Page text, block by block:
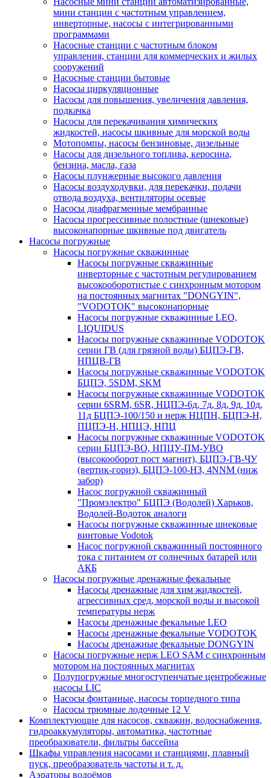
мини станции с частотным управлением,
инверторные, насосы с интегрированными
программами
Насосные станции с частотным блоком
управления, станции для коммерческих и жилых
сооружений
Насосные станции бытовые
Насосы циркуляционные
Насосы для повышения, увеличения давления,
подкачка
Насосы для перекачивания химических
жидкостей, насосы шкивные для морской воды
Мотопомпы, насосы бензиновые, дизельные
Насосы для дизельного топлива, керосина,
бензина, масла, газа
Насосы плунжерные высокого давления
Насосы воздуходувки, для перекачки, подачи
отвода воздуха, вентиляторы осевые
Насосы диафрагменные мембранные
Насосы прогрессивные полостные (шнековые)
высоконапорные шкивные под двигатель
Насосы погружные
Насосы погружные скважинные
Насосы погружные скважинные
инверторные с частотным регулированием
высокооборотистые с синхронным мотором
на постоянных магнитах "DONGYIN",
"VODOTOK" высоконапорные
Насосы погружные скважинные LEO,
LIQUIDUS
Насосы погружные скважинные VODOTOK
серии ГВ (для грязной воды) БЦПЭ-ГВ,
НПЦВ-ГВ
Насосы погружные скважинные VODOTOK
БЦПЭ, 5SDM, SKM
Насосы погружные скважинные VODOTOK
серии 6SRM, 6SR, НЦПЭ-6д, 7д, 8д, 9д, 10д,
11д БЦПЭ-100/150 и нерж НЦПН, БЦПЭ-Н,
ПЦПЭ-Н, НПЦЭ, НПЦ
Насосы погружные скважинные VODOTOK
серии БЦПЭ-ВО, НПЦУ-ПМ-УВО
(высокооборот пост магнит), БЦПЭ-ГВ-ЧУ
(вертик-гориз), БЦПЭ-100-НЗ, 4NNM (ниж
забор)
Насос погружной скважинный
"Промэлектро" БЦПЭ (Водолей) Харьков,
Водолей-Водоток аналоги
Насосы погружные скважинные шнековые
винтовые Vodotok
Насос погружной скважинный постоянного
тока с питанием от солнечных батарей или
АКБ
Насосы погружные дренажные фекальные
Насосы дренажные для хим жидкостей,
агрессивных сред, морской воды и высокой
температуры нерж
Насосы дренажные фекальные LEO
Насосы дренажные фекальные VODOTOK
Насосы дренажные фекальные DONGYIN
Насосы погружные нерж LEO SAM с синхронным
мотором на постоянных магнитах
Полупогружные многоступенчатые центробежные
насосы LIC
Насосы фонтанные, насосы торпедного типа
Насосы трюмные лодочные 12 V
Комплектующие для насосов, скважин, водоснабжения,
гидроаккумуляторы, автоматика, частотные
преобразователи, фильтры бассейна
Шкафы управления насосами и станциями, плавный
пуск, преобразователь частоты и т. д.
Аэраторы водоёмов